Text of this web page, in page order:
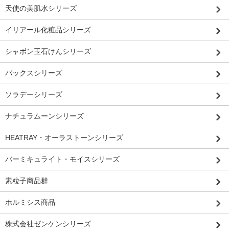
天使の美肌水シリーズ
イリアール化粧品シリーズ
シャボン玉石けんシリーズ
パックスシリーズ
ソラデーシリーズ
ナチュラムーンシリーズ
HEATRAY・オーラストーンシリーズ
バーミキュライト・モイスシリーズ
素粒子商品群
ホルミシス商品
株式会社ゼンケンシリーズ